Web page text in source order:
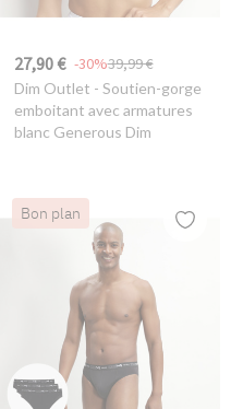
27,90 € 39,99 €
-30%
Dim Outlet - Soutien-gorge
emboitant avec armatures
blanc Generous Dim
Bon plan